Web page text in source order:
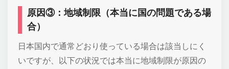
原因③：地域制限（本当に国の問題である場
合）
日本国内で通常どおり使っている場合は該当しにく
いですが、以下の状況では本当に地域制限が原因の